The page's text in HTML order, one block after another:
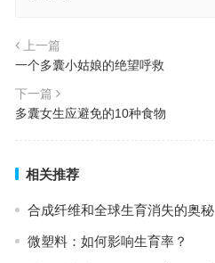
上一篇
一个多囊小姑娘的绝望呼救
下一篇
多囊女生应避免的10种食物
相关推荐
合成纤维和全球生育消失的奥秘
微塑料：如何影响生育率？